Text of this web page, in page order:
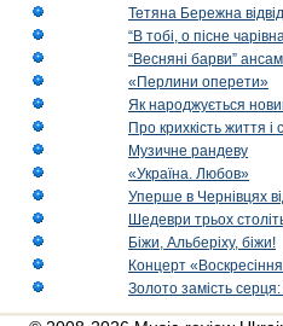
Тетяна Бережна
“В тобі, о пісне
“Весняні барви”
«Перлини оперети»
Як народжується
Про крихкість життя і
Музичне рандеву
«Україна. Любов»
Уперше в Чернівцях
Шедеври трьох
Біжи, Альберіху, біжи!
Концерт
Золото замість